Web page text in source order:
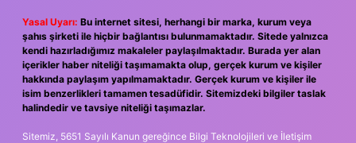
Yasal Uyarı: Bu internet sitesi, herhangi bir marka, kurum veya
şahıs şirketi ile hiçbir bağlantısı bulunmamaktadır. Sitede yalnızca
kendi hazırladığımız makaleler paylaşılmaktadır. Burada yer alan
içerikler haber niteliği taşımamakta olup, gerçek kurum ve kişiler
hakkında paylaşım yapılmamaktadır. Gerçek kurum ve kişiler ile
isim benzerlikleri tamamen tesadüfidir. Sitemizdeki bilgiler taslak
halindedir ve tavsiye niteliği taşımazlar.
Sitemiz, 5651 Sayılı Kanun gereğince Bilgi Teknolojileri ve İletişim